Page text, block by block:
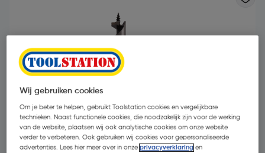
Wij gebruiken cookies
Om je beter te helpen, gebruikt Toolstation cookies en vergelijkbare
technieken. Naast functionele cookies, die noodzakelijk zijn voor de werking
van de website, plaatsen wij ook analytische cookies om onze website
verder te verbeteren. Ook gebruiken wij cookies voor gepersonaliseerde
advertenties. Lees hier meer over in onzeprivacyverklaring en